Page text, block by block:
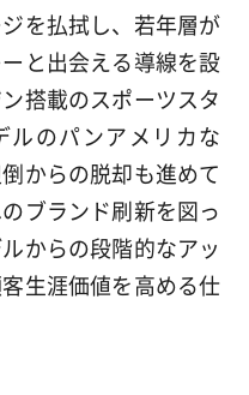
を払拭し、若年層が
と出会える導線を設
搭載のスポーツスタ
ルのパンアメリカな
からの脱却も進めて
ブランド刷新を図っ
からの段階的なアッ
生涯価値を高める仕